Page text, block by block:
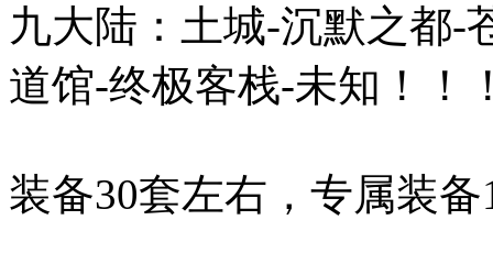
九大陆：土城-沉默之都-
道馆-终极客栈-未知！！
装备30套左右，专属装